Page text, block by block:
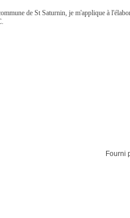
de St Saturnin, je m'applique à
Fourni